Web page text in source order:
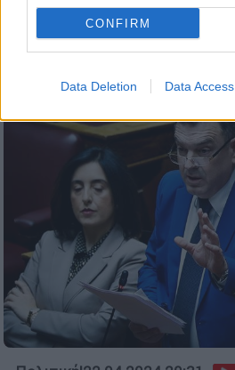
CONFIRM
Data Deletion Data Access
με το βίντεο
Πως έγινε το περιστατικό